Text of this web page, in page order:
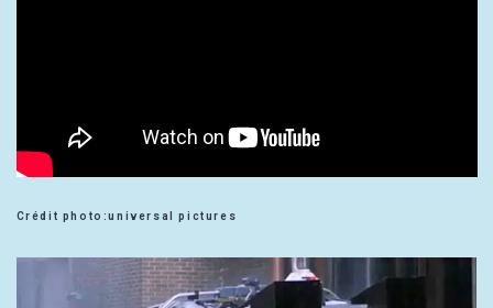
Crédit photo:universal pictures